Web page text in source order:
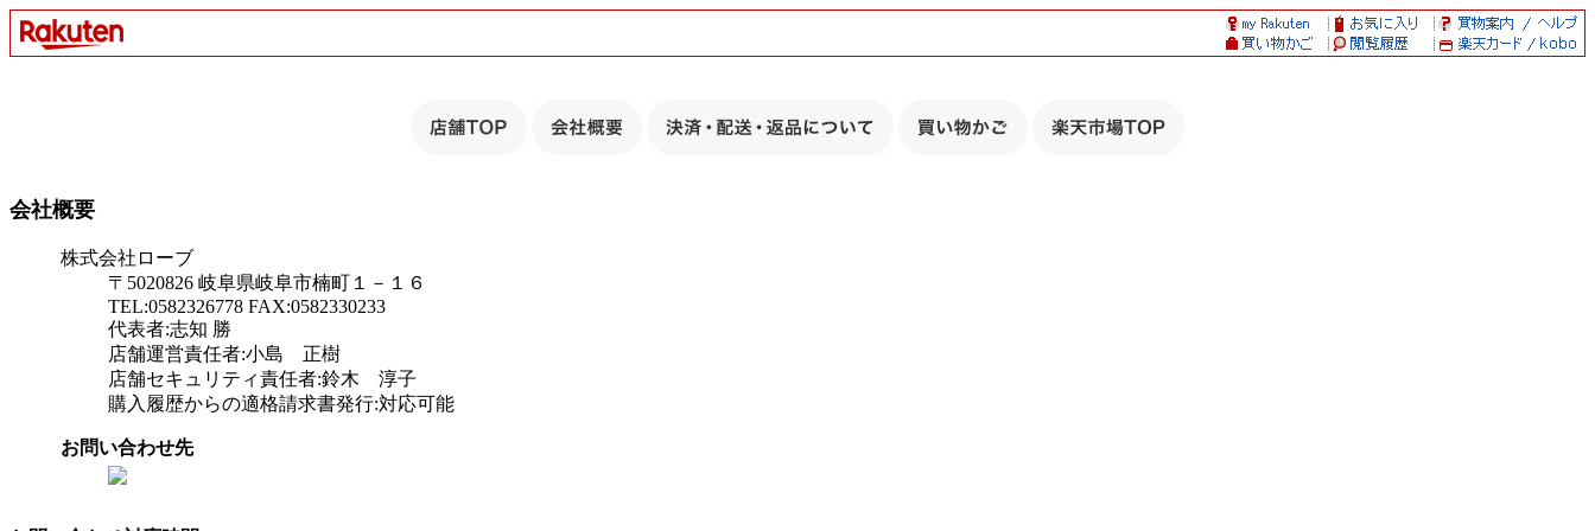
会社概要
株式会社ローブ
〒5020826 岐阜県岐阜市楠町１－１６
TEL:0582326778 FAX:0582330233
代表者:志知 勝
店舗運営責任者:小島 正樹
店舗セキュリティ責任者:鈴木 淳子
購入履歴からの適格請求書発行:対応可能
お問い合わせ先